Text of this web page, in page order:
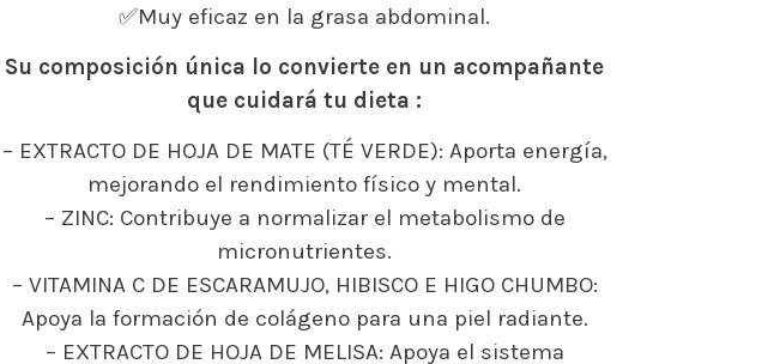
✅Muy eficaz en la grasa abdominal.
Su composición única lo convierte en un acompañante
que cuidará tu dieta :
– EXTRACTO DE HOJA DE MATE (TÉ VERDE): Aporta energía,
mejorando el rendimiento físico y mental.
– ZINC: Contribuye a normalizar el metabolismo de
micronutrientes.
– VITAMINA C DE ESCARAMUJO, HIBISCO E HIGO CHUMBO:
Apoya la formación de colágeno para una piel radiante.
– EXTRACTO DE HOJA DE MELISA: Apoya el sistema